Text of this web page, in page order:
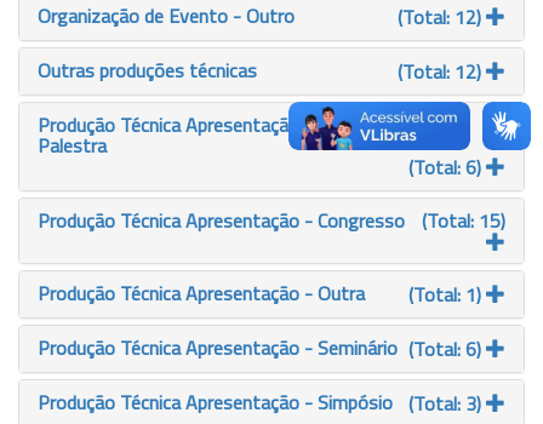
Organização de Evento - Outro
(Total: 12)
Outras produções técnicas
(Total: 12)
Produção Técnica Apresentação - Conferência ou
Palestra
(Total: 6)
Produção Técnica Apresentação - Congresso (Total: 15)
Produção Técnica Apresentação - Outra
(Total: 1)
Produção Técnica Apresentação - Seminário (Total: 6)
Produção Técnica Apresentação - Simpósio (Total: 3)